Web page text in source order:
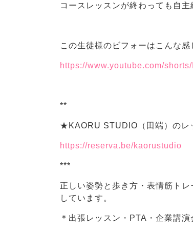
コースレッスンが終わっても自主
この生徒様のビフォーはこんな
https://www.youtube.com/
**
★KAORU STUDIO（田端）のレ
https://reserva.be/kaorustudio
***
正しい姿勢と歩き方・表情筋ト
しています。
＊出張レッスン・PTA・企業講演